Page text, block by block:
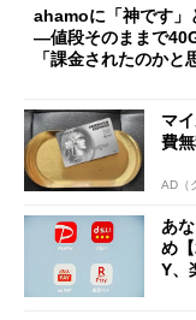
ahamoに「神です
―値段そのままで
「課金されたのかと
マ
費
AD（
あ
め
Y、